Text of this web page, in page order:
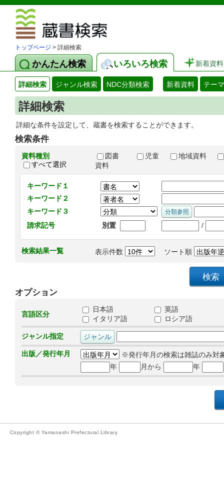
トップページ > 詳細検索
かんたん検索 いろいろ検索 新着資料
詳細検索 ジャンル検索 NDC分類検索 新着資料 テー
詳細検索
詳細な条件を設定して、蔵書を検索することができます。
検索条件
資料種別
すべて選択
図書 児童
地域資料
資料
キーワード１
キーワード２
キーワード３
請求記号
別置 /
検索結果一覧 表示件数 ソート順
オプション
言語区分
日本語
英語
イタリア語
ロシア語
ジャンル指定
出版／発行年月
※発行年月の検索は雑誌のみ対
年
月から 年
Copyright © Yamanashi Prefectural Library